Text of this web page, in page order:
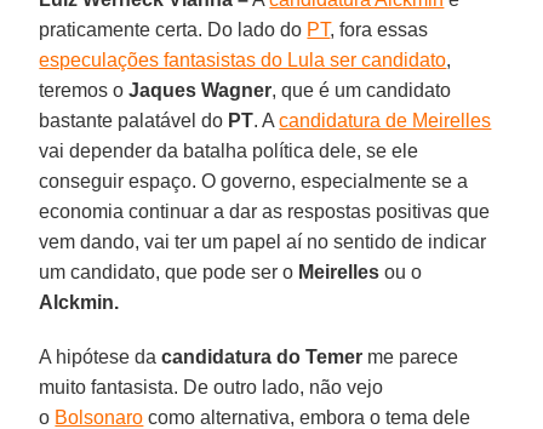
praticamente certa. Do lado do PT, fora essas
especulações fantasistas do Lula ser candidato,
teremos oJaques Wagner, que é um candidato
bastante palatável do PT. Acandidatura de Meirelles
vai depender da batalha política dele, se ele
conseguir espaço. O governo, especialmente se a
economia continuar a dar as respostas positivas que
vem dando, vai ter um papel aí no sentido de indicar
um candidato, que pode ser o Meirelles ou o
Alckmin.
A hipótese dacandidatura do Temer me parece
muito fantasista. De outro lado, não vejo
o Bolsonaro como alternativa, embora o tema dele